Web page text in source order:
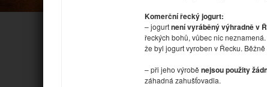
Komerční řecký jogurt:
– jogurtnení vyráběný výhradně v
řeckých bohů, vůbec nic
že byl jogurt vyroben v Řecku.
– při jeho výrobě nejsou použity
záhadná zahušťovadla.